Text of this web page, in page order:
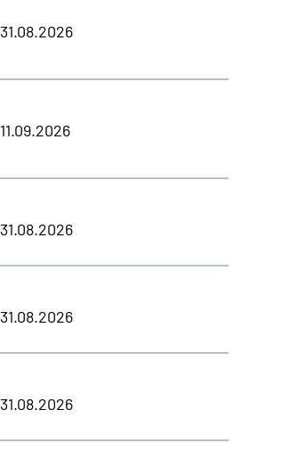
31.08.2026
11.09.2026
31.08.2026
31.08.2026
31.08.2026